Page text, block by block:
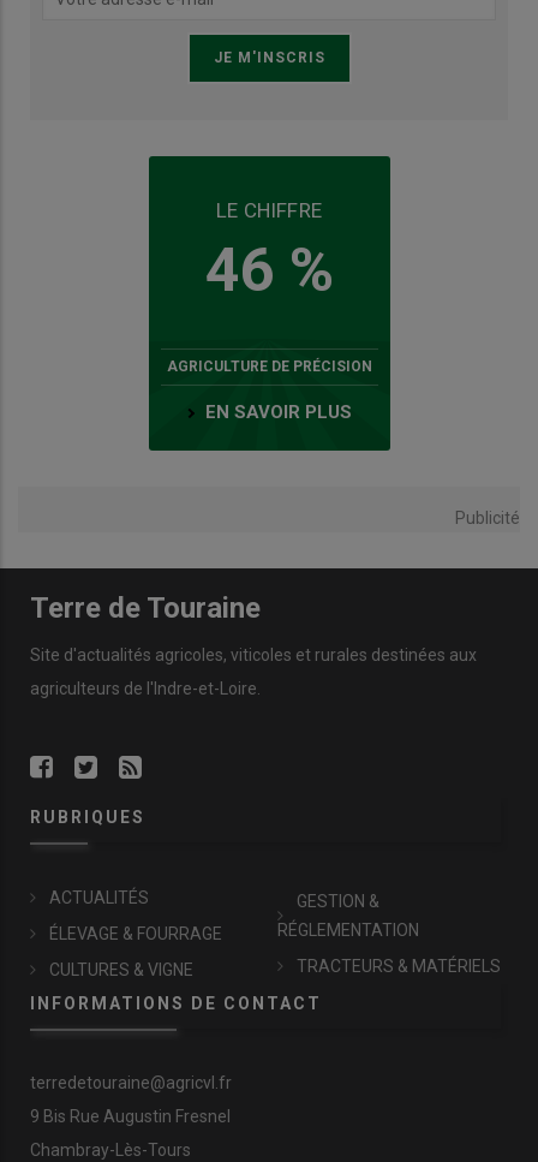
LE CHIFFRE
46 %
AGRICULTURE DE PRÉCISION
EN SAVOIR PLUS
Publicité
Terre de Touraine
Site d'actualités agricoles, viticoles et rurales destinées aux
agriculteurs de l'Indre-et-Loire.
RUBRIQUES
ACTUALITÉS
ÉLEVAGE & FOURRAGE
CULTURES & VIGNE
GESTION &
RÉGLEMENTATION
TRACTEURS & MATÉRIELS
INFORMATIONS DE CONTACT
terredetouraine@agricvl.fr
9 Bis Rue Augustin Fresnel
Chambray-Lès-Tours